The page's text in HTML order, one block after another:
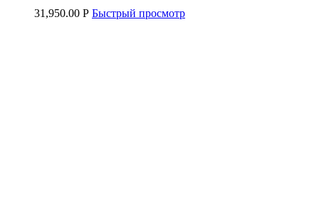
31,950.00 Р Быстрый просмотр